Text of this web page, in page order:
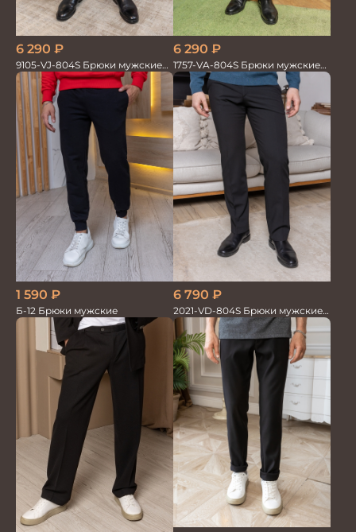
6 290 ₽
9105-VJ-804S Брюки мужские
черн. однотон.
6 290 ₽
1757-VA-804S Брюки мужские
черн. однотон.
1 590 ₽
Б-12 Брюки мужские
6 790 ₽
2021-VD-804S Брюки мужские
черные однотонные